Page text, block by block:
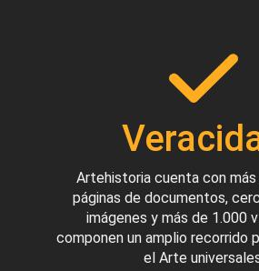
Artehistoria cuenta con
páginas de documentos,
imágenes y más de 1.000
componen un amplio recorrido
el Arte